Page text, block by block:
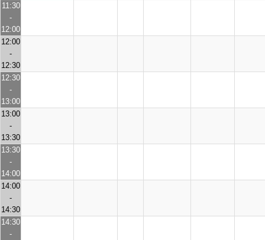
11:30
-
12:00
12:00
-
12:30
12:30
-
13:00
13:00
-
13:30
13:30
-
14:00
14:00
-
14:30
14:30
-